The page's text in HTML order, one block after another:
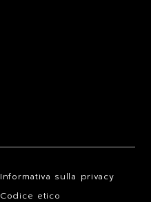
Informativa sulla privacy
Codice etico